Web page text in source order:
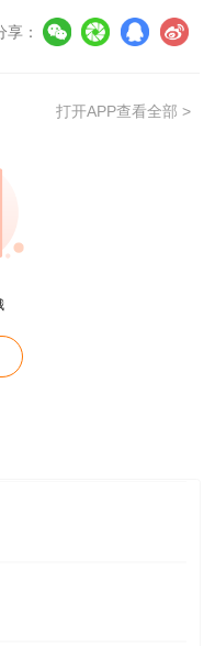
员在网上报名系统填
采用告知承诺制方
术人员资格考试违
重违纪违规行为、被
记录期内的人员不适
线上核查通过人员的
义务和证明内容、报
人员的配合义务等，
信息，采用电子方式
，一经提交即具有法
前无须提供有关证
享：
打开APP查看全部 >
光